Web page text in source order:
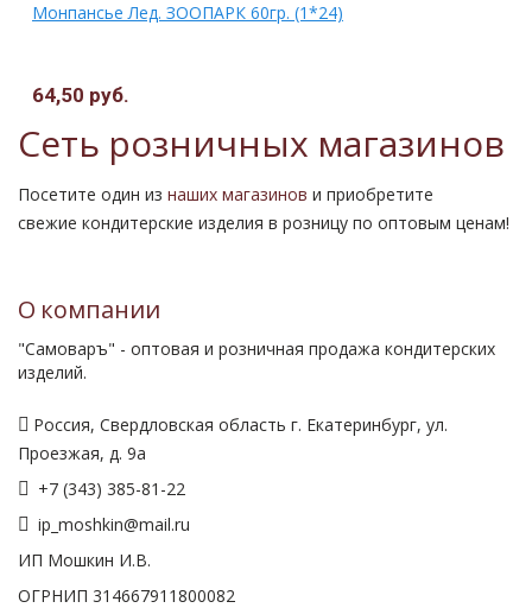
Монпансье Лед. ЗООПАРК 60гр. (1*24)
64,50 руб.
Сеть розничных магазинов
Посетите один из наших магазинов и приобретите
свежие кондитерские изделия в розницу по оптовым ценам!
О компании
"Самоваръ" - оптовая и розничная продажа кондитерских
изделий.
Россия, Свердловская область г. Екатеринбург, ул.
Проезжая, д. 9а
+7 (343) 385-81-22
ip_moshkin@mail.ru
ИП Мошкин И.В.
ОГРНИП 314667911800082